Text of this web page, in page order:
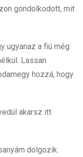
gondolkodott, mit
ugyanaz a fiú még
Lassan
hozzá, hogy
akarsz itt
dolgozik.